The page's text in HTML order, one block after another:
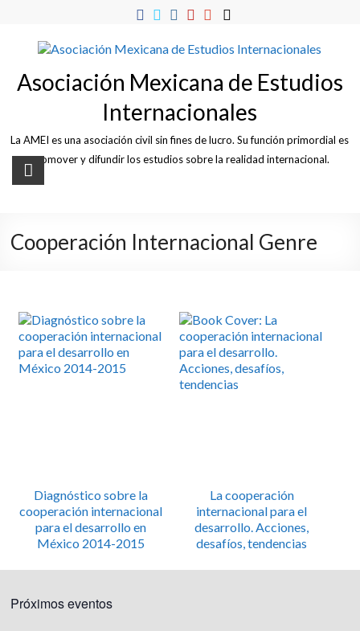
content
Asociación Mexicana de Estudios
Internacionales
La AMEI es una asociación civil sin fines de lucro. Su función primordial es
promover y difundir los estudios sobre la realidad internacional.
Cooperación Internacional Genre
Diagnóstico sobre la
cooperación internacional
para el desarrollo en
México 2014-2015
La cooperación
internacional para el
desarrollo. Acciones,
desafíos, tendencias
Próximos eventos